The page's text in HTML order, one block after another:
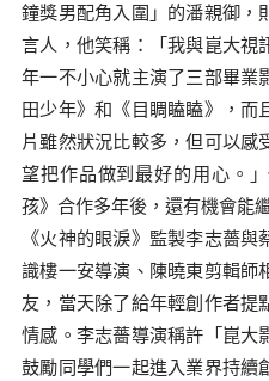
鐘獎男配角入圍」的潘親御，
言人，他笑稱：「我與崑大視
年一不小心就主演了三部畢業
田少年》和《目睭瞌瞌》，而
片雖然狀況比較多，但可以感
望把作品做到最好的用心。
孩》合作多年後，還有機會能
《火神的眼淚》監製李志薔
識樓一安導演、陳曉東剪輯師
友，當天除了給年輕創作者提
情感。李志薔導演稱許「崑大
鼓勵同學們一起進入業界持續